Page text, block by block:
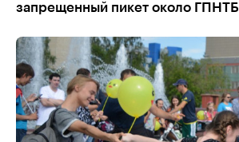
запрещенный пикет около ГПНТБ